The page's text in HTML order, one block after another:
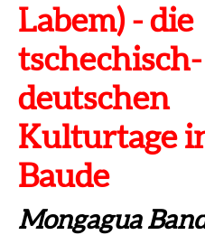
Labem) - die
tschechisch-
deutschen
Kulturtage
Baude
Mongagua